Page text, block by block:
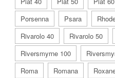
Porsenna
Psara
Rivarolo 40
Rivarolo 50
Riversmyrne 100
Roma
Romana